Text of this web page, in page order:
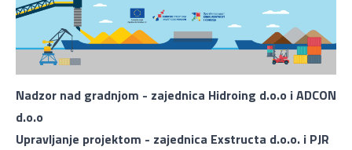
Nadzor nad gradnjom - zajednica Hidroing d.o.o i ADCON
d.o.o
Upravljanje projektom - zajednica Exstructa d.o.o. i PJR